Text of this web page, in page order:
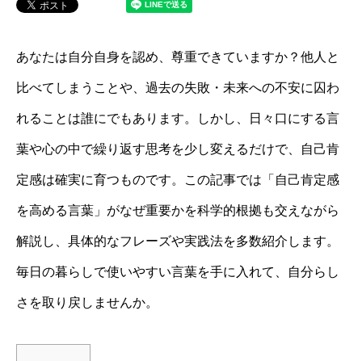
あなたは自分自身を認め、尊重できていますか？他人と
比べてしまうことや、過去の失敗・未来への不安に囚わ
れることは誰にでもあります。しかし、日々口にする言
葉や心の中で繰り返す思考を少し変えるだけで、自己肯
定感は確実に育つものです。この記事では「自己肯定感
を高める言葉」がなぜ重要かを科学的根拠も交えながら
解説し、具体的なフレーズや実践法を多数紹介します。
毎日の暮らしで使いやすい言葉を手に入れて、自分らし
さを取り戻しませんか。